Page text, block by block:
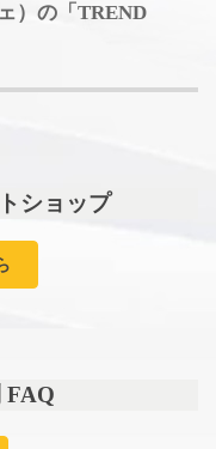
）の「TREND
ショップ
FAQ